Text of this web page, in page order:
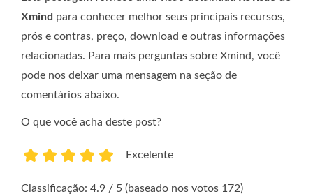
Xmind para conhecer melhor seus principais recursos,
prós e contras, preço, download e outras informações
relacionadas. Para mais perguntas sobre Xmind, você
pode nos deixar uma mensagem na seção de
comentários abaixo.
O que você acha deste post?
Excelente
Classificação: 4.9 / 5 (baseado nos votos 172)